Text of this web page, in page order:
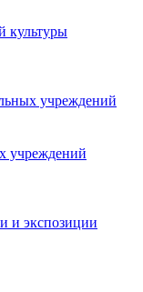
культуры
учреждений
учреждений
и экспозиции